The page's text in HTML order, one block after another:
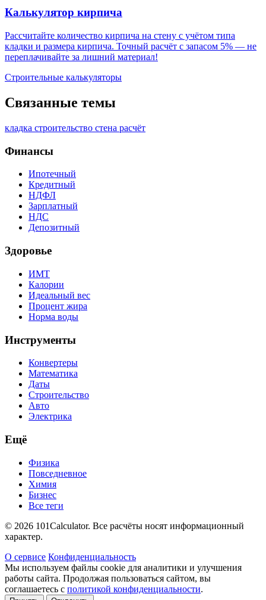
Калькулятор кирпича
Рассчитайте количество кирпича на стену с учётом типа
кладки и размера кирпича. Точный расчёт с запасом 5% — не
переплачивайте за лишний материал!
Строительные калькуляторы
Связанные темы
кладка строительство стена расчёт
Финансы
Ипотечный
Кредитный
НДФЛ
Зарплатный
НДС
Депозитный
Здоровье
ИМТ
Калории
Идеальный вес
Процент жира
Норма воды
Инструменты
Конвертеры
Математика
Даты
Строительство
Авто
Электрика
Ещё
Физика
Повседневное
Химия
Бизнес
Все теги
© 2026 101Calculator. Все расчёты носят информационный
характер.
О сервисе Конфиденциальность
Мы используем файлы cookie для аналитики и улучшения
работы сайта. Продолжая пользоваться сайтом, вы
соглашаетесь с политикой конфиденциальности.